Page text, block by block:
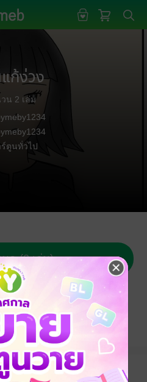
ก้ง่วง
น 2 เล่ม
ร์ตูนทั่วไป
ด (2 เล่ม)
แชร์